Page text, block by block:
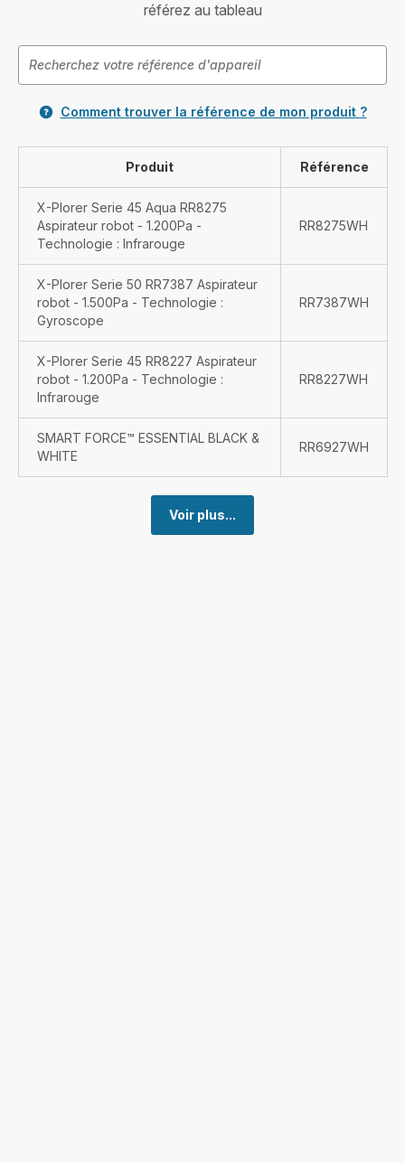
référez au tableau
Comment trouver la référence de mon produit ?
Produit Référence
X-Plorer Serie 45 Aqua RR8275
Aspirateur robot - 1.200Pa -
Technologie : Infrarouge
RR8275WH
X-Plorer Serie 50 RR7387 Aspirateur
robot - 1.500Pa - Technologie :
Gyroscope
RR7387WH
X-Plorer Serie 45 RR8227 Aspirateur
robot - 1.200Pa - Technologie :
Infrarouge
RR8227WH
SMART FORCE™ ESSENTIAL BLACK &
WHITE
RR6927WH
Voir plus...